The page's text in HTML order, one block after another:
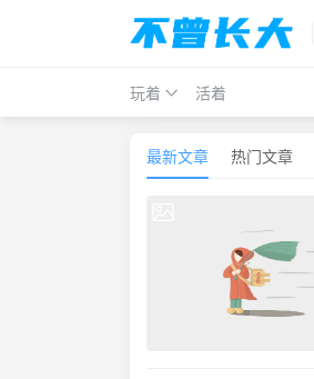
玩着 活着
最新文章 热门文章